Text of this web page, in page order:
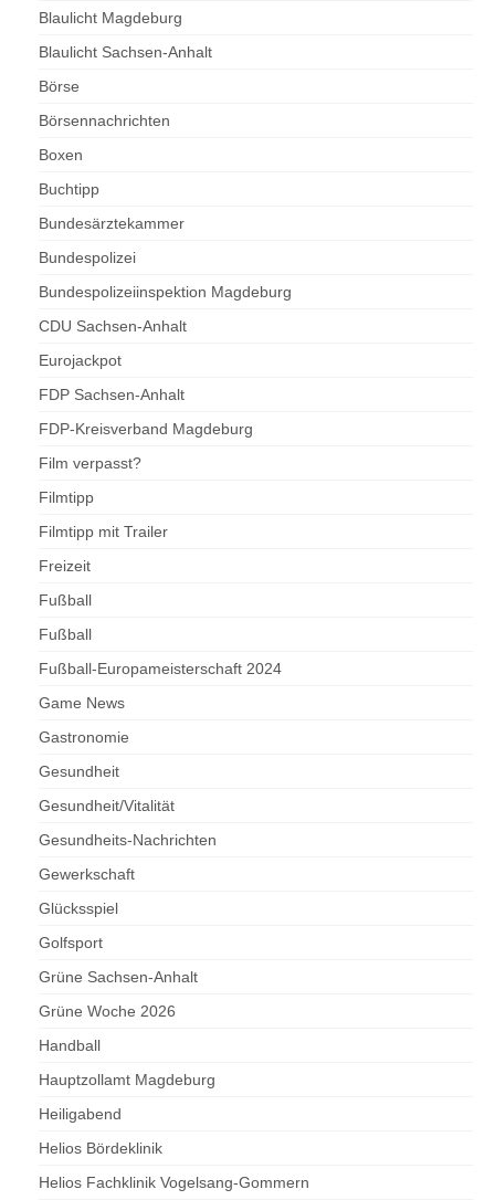
Blaulicht Magdeburg
Blaulicht Sachsen-Anhalt
Börse
Börsennachrichten
Boxen
Buchtipp
Bundesärztekammer
Bundespolizei
Bundespolizeiinspektion Magdeburg
CDU Sachsen-Anhalt
Eurojackpot
FDP Sachsen-Anhalt
FDP-Kreisverband Magdeburg
Film verpasst?
Filmtipp
Filmtipp mit Trailer
Freizeit
Fußball
Fußball
Fußball-Europameisterschaft 2024
Game News
Gastronomie
Gesundheit
Gesundheit/Vitalität
Gesundheits-Nachrichten
Gewerkschaft
Glücksspiel
Golfsport
Grüne Sachsen-Anhalt
Grüne Woche 2026
Handball
Hauptzollamt Magdeburg
Heiligabend
Helios Bördeklinik
Helios Fachklinik Vogelsang-Gommern